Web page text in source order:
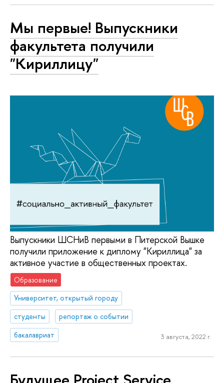
Мы первые! Выпускники
факультета получили
"Кириллицу"
Выпускники ШСНиВ первыми в Питерской Вышке
получили приложение к диплому "Кириллица" за
активное участие в общественных проектах.
Образование
Университет, открытый городу
студенты
репортаж о событии
бакалавриат
3 августа, 2022 г.